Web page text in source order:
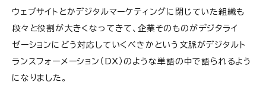
ウェブサイトとかデジタルマーケティングに閉じていた組織も
段々と役割が大きくなってきて、企業そのものがデジタライ
ゼーションにどう対応していくべきかという文脈がデジタルト
ランスフォーメーション（DX）のような単語の中で語られるよう
になりました。